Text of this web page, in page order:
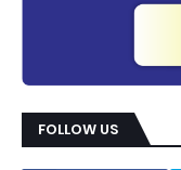
FOLLOW US